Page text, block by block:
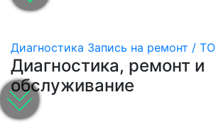
Диагностика Запись на ремонт / ТО
Диагностика, ремонт и
обслуживание